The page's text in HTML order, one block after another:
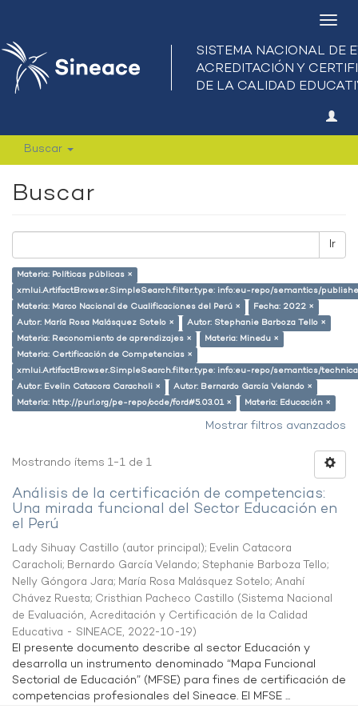
Buscar
Buscar
Ir
Materia: Políticas públicas ×
xmlui.ArtifactBrowser.SimpleSearch.filter.type: info:eu-repo/semantics/
Materia: Marco Nacional de Cualificaciones del Perú ×
Fecha: 2022 ×
Autor: María Rosa Malásquez Sotelo ×
Autor: Stephanie Barboza Tello ×
Materia: Reconomiento de aprendizajes ×
Materia: Minedu ×
Materia: Certificación de Competencias ×
xmlui.ArtifactBrowser.SimpleSearch.filter.type: info:eu-repo/semantics/
Autor: Evelin Catacora Caracholi ×
Autor: Bernardo García Velando ×
Materia: http://purl.org/pe-repo/ocde/ford#5.03.01 ×
Materia: Educación ×
Mostrar filtros avanzados
Mostrando ítems 1-1 de 1
Análisis de la certificación de competencias:
Una mirada funcional del Sector Educación en
el Perú
Lady Sihuay Castillo (autor principal); Evelin Catacora
Caracholi; Bernardo García Velando; Stephanie Barboza Tello;
Nelly Góngora Jara; María Rosa Malásquez Sotelo; Anahí
Chávez Ruesta; Cristhian Pacheco Castillo (Sistema Nacional
de Evaluación, Acreditación y Certificación de la Calidad
Educativa - SINEACE, 2022-10-19)
El presente documento describe al sector Educación y
desarrolla un instrumento denominado “Mapa Funcional
Sectorial de Educación” (MFSE) para fines de certificación de
competencias profesionales del Sineace. El MFSE ...